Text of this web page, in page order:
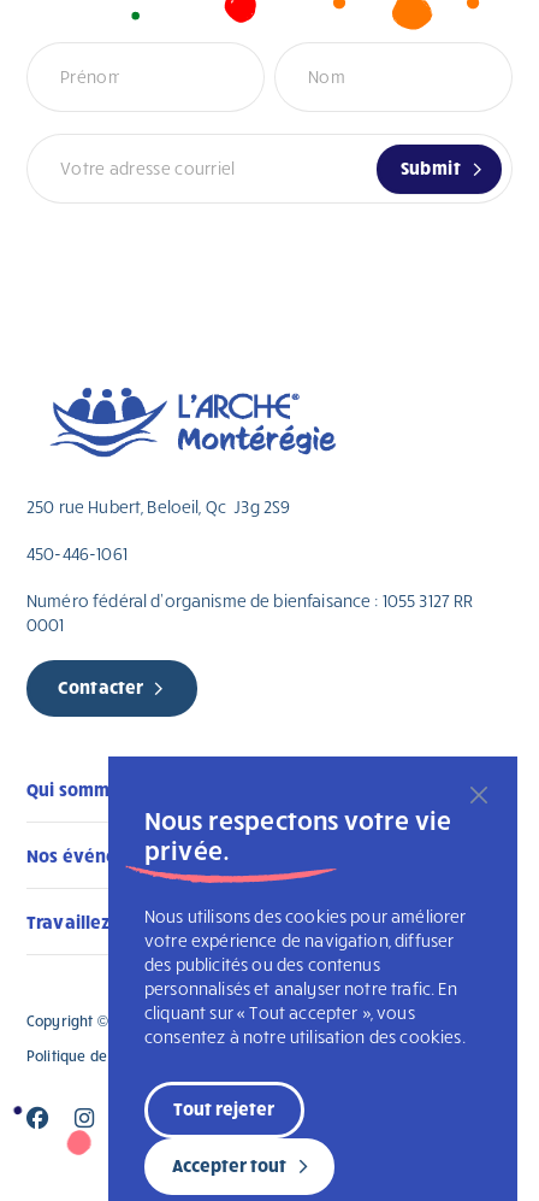
Nous respectons votre vie
privée.
Nous utilisons des cookies pour améliorer
votre expérience de navigation, diffuser
des publicités ou des contenus
personnalisés et analyser notre trafic. En
cliquant sur « Tout accepter », vous
consentez à notre utilisation des cookies.
Tout rejeter
Accepter tout
Infolettre
Submit
250 rue Hubert, Beloeil, Qc J3g 2S9
450-446-1061
Numéro fédéral d’organisme de bienfaisance : 1055 3127 RR
0001
Contacter
Qui sommes-nous
Nos événements
Travaillez avec nous
Copyright © 2026 L'Arche Montérégie. Tous droits réservés
Politique de confidentialité